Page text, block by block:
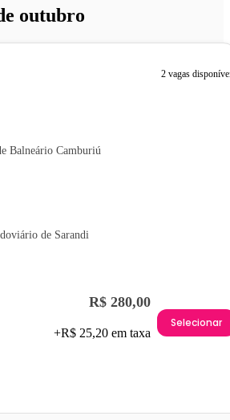
outubro
2 vagas
Balneário Camburiú
de Sarandi
R$ 280,00
+R$ 25,20 em taxa
Selecionar